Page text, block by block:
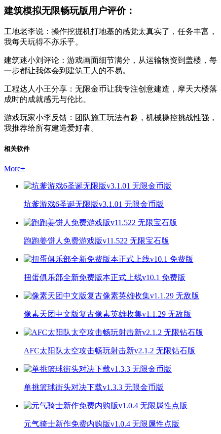
建筑模拟无限畅玩版用户评价：
工地老李说：操作挖掘机打地基的感觉太真实了，任务丰富，
我每天玩得不亦乐乎。
建筑迷小刘评论：游戏画面细节满分，从运输物资到盖楼，每
一步都让我体会到建筑工人的不易。
工程达人小王分享：无限金币让我专注创意建造，摩天大楼落
成时的成就感无与伦比。
游戏玩家小李反馈：团队施工玩法有趣，机械操控挑战性强，
我推荐给所有建造爱好者。
相关软件
More+
坑爹游戏6圣诞无限版v3.1.01 无限金币版
跑跑姜饼人免费游戏版v11.522 无限宝石版
扭蛋俱乐部全新免费版本正式上线v10.1 免费版
像素天团中文版复古像素英雄收集v1.1.29 无敌版
AFC太阳队太空攻击畅玩射击新v2.1.2 无限钻石版
单挑篮球街头对决下载v1.3.3 无限金币版
元气骑士新作免费内购版v1.0.4 无限属性点版